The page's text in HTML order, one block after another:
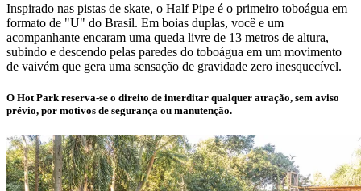
Inspirado nas pistas de skate, o Half Pipe é o primeiro toboágua em
formato de "U" do Brasil. Em boias duplas, você e um
acompanhante encaram uma queda livre de 13 metros de altura,
subindo e descendo pelas paredes do toboágua em um movimento
de vaivém que gera uma sensação de gravidade zero inesquecível.
O Hot Park reserva-se o direito de interditar qualquer atração, sem aviso
prévio, por motivos de segurança ou manutenção.